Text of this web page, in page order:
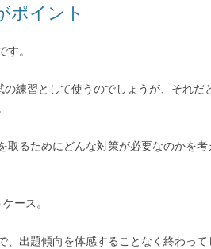
ポイント
。
練習として使うのでしょうが、それだと
るためにどんな対策が必要なのかを考
ース。
出題傾向を体感することなく終わって